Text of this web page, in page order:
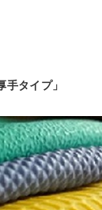
手タイプ」